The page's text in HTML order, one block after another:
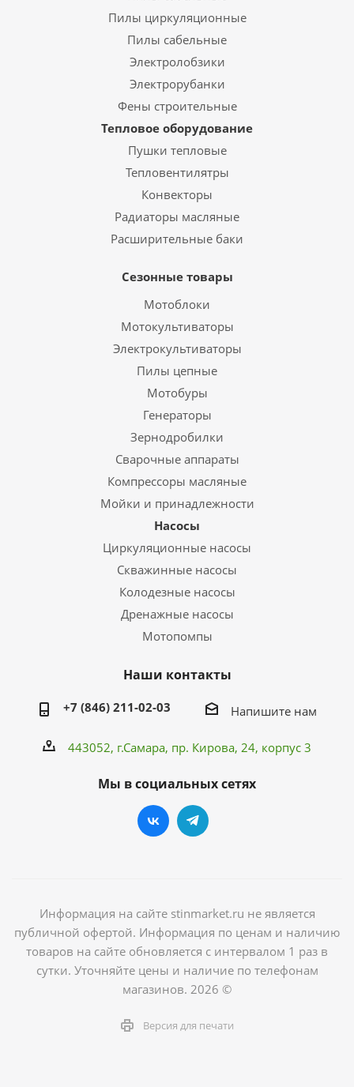
Пилы циркуляционные
Пилы сабельные
Электролобзики
Электрорубанки
Фены строительные
Тепловое оборудование
Пушки тепловые
Тепловентилятры
Конвекторы
Радиаторы масляные
Расширительные баки
Сезонные товары
Мотоблоки
Мотокультиваторы
Электрокультиваторы
Пилы цепные
Мотобуры
Генераторы
Зернодробилки
Сварочные аппараты
Компрессоры масляные
Мойки и принадлежности
Насосы
Циркуляционные насосы
Скважинные насосы
Колодезные насосы
Дренажные насосы
Мотопомпы
Наши контакты
+7 (846) 211-02-03 Напишите нам
443052, г.Самара, пр. Кирова, 24, корпус 3
Мы в социальных сетях
Информация на сайте stinmarket.ru не является
публичной офертой. Информация по ценам и наличию
товаров на сайте обновляется с интервалом 1 раз в
сутки. Уточняйте цены и наличие по телефонам
магазинов. 2026 ©
Версия для печати